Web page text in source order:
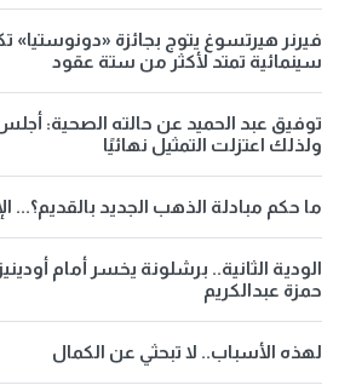
فيرنر هيرتسوغ يتوج بجائزة «دونوستيا»
سينمائية تمتد لأكثر من ستة عقود
توفيق عبد الحميد عن حالته الصحية:
ولذلك اعتزلت التمثيل نهائيًا
ما حكم مبادلة الذهب الجديد بالقديم؟...
الودية الثانية.. برشلونة يخسر أمام
حمزة عبدالكريم
لهذه الأسباب.. لا تبحثي عن الكمال